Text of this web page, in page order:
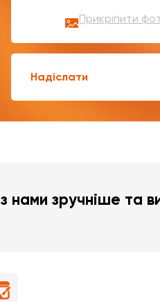
Прикріпити
Надіслати
зручніше та